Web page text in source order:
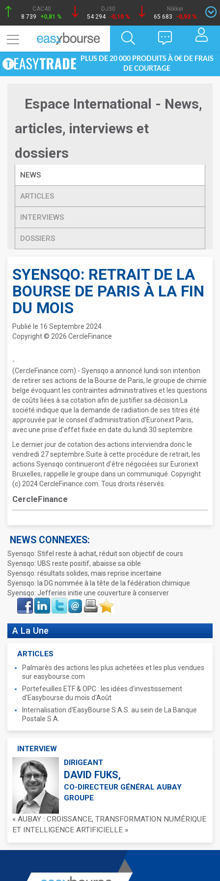
CAC40
8 739
+0,81 %
DJ30
54 294 -0,10 %
Nikkei
65 683
-0,93 %
PLUS DE 20 000 PRODUITS À 0€ DE FRAIS
DE COURTAGE
Espace International - News,
articles, interviews et
dossiers
NEWS
ARTICLES
INTERVIEWS
DOSSIERS
SYENSQO: RETRAIT DE LA
BOURSE DE PARIS À LA FIN
DU MOIS
Publié le 16 Septembre 2024
Copyright © 2026 CercleFinance
-
(CercleFinance.com) - Syensqo a annoncé lundi son intention
de retirer ses actions de la Bourse de Paris, le groupe de chimie
belge évoquant les contraintes administratives et les questions
de coûts liées à sa cotation afin de justifier sa décision.La
société indique que la demande de radiation de ses titres été
approuvée par le conseil d'administration d'Euronext Paris,
avec une prise d'effet fixée en date du lundi 30 septembre.
Le dernier jour de cotation des actions interviendra donc le
vendredi 27 septembre.Suite à cette procédure de retrait, les
actions Syensqo continueront d'être négociées sur Euronext
Bruxelles, rappelle le groupe dans un communiqué. Copyright
(c) 2024 CercleFinance.com. Tous droits réservés.
CercleFinance
NEWS CONNEXES:
Syensqo: Stifel reste à achat, réduit son objectif de cours
Syensqo: UBS reste positif, abaisse sa cible
Syensqo: résultats solides, mais reprise incertaine
Syensqo: la DG nommée à la tête de la fédération chimique
Syensqo: Jefferies initie une couverture à conserver
Face
book
LinkIn Twitter Envoyer ImprimerFavoris
A La Une
ARTICLES
Palmarès des actions les plus achetées et les plus vendues
sur easybourse.com
Portefeuilles ETF & OPC : les idées d'investissement
d'Easybourse du mois d'Août
Internalisation d'EasyBourse S.A.S. au sein de La Banque
Postale S.A.
INTERVIEW
DIRIGEANT
DAVID FUKS,
CO-DIRECTEUR GÉNÉRAL AUBAY
GROUPE
« AUBAY : CROISSANCE, TRANSFORMATION NUMÉRIQUE
ET INTELLIGENCE ARTIFICIELLE »